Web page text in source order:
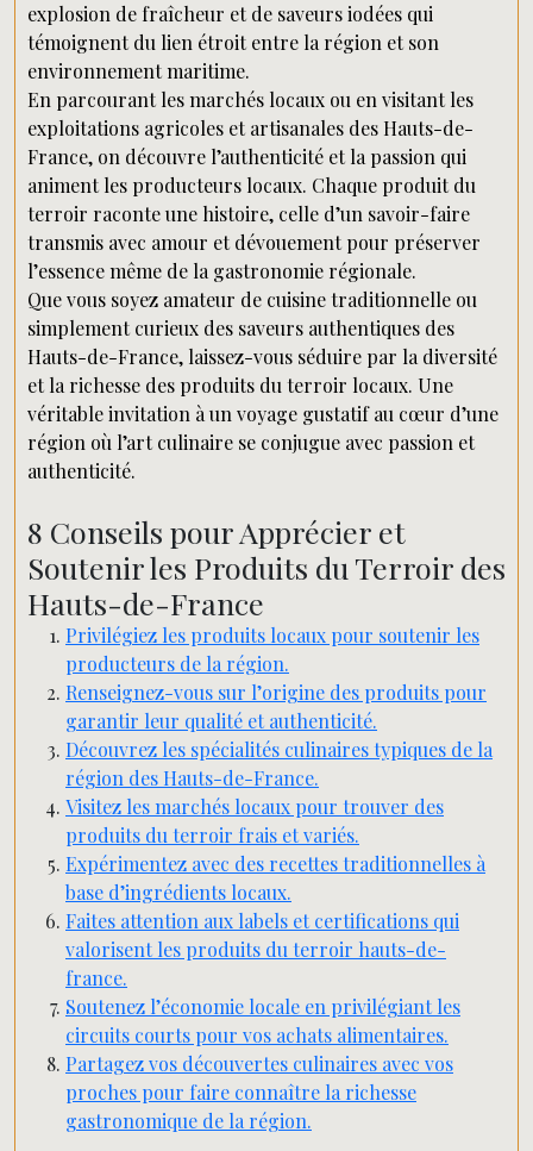
explosion de fraîcheur et de saveurs iodées qui
témoignent du lien étroit entre la région et son
environnement maritime.
En parcourant les marchés locaux ou en visitant les
exploitations agricoles et artisanales des Hauts-de-
France, on découvre l’authenticité et la passion qui
animent les producteurs locaux. Chaque produit du
terroir raconte une histoire, celle d’un savoir-faire
transmis avec amour et dévouement pour préserver
l’essence même de la gastronomie régionale.
Que vous soyez amateur de cuisine traditionnelle ou
simplement curieux des saveurs authentiques des
Hauts-de-France, laissez-vous séduire par la diversité
et la richesse des produits du terroir locaux. Une
véritable invitation à un voyage gustatif au cœur d’une
région où l’art culinaire se conjugue avec passion et
authenticité.
8 Conseils pour Apprécier et
Soutenir les Produits du Terroir des
Hauts-de-France
Privilégiez les produits locaux pour soutenir les
producteurs de la région.
Renseignez-vous sur l’origine des produits pour
garantir leur qualité et authenticité.
Découvrez les spécialités culinaires typiques de la
région des Hauts-de-France.
Visitez les marchés locaux pour trouver des
produits du terroir frais et variés.
Expérimentez avec des recettes traditionnelles à
base d’ingrédients locaux.
Faites attention aux labels et certifications qui
valorisent les produits du terroir hauts-de-
france.
Soutenez l’économie locale en privilégiant les
circuits courts pour vos achats alimentaires.
Partagez vos découvertes culinaires avec vos
proches pour faire connaître la richesse
gastronomique de la région.